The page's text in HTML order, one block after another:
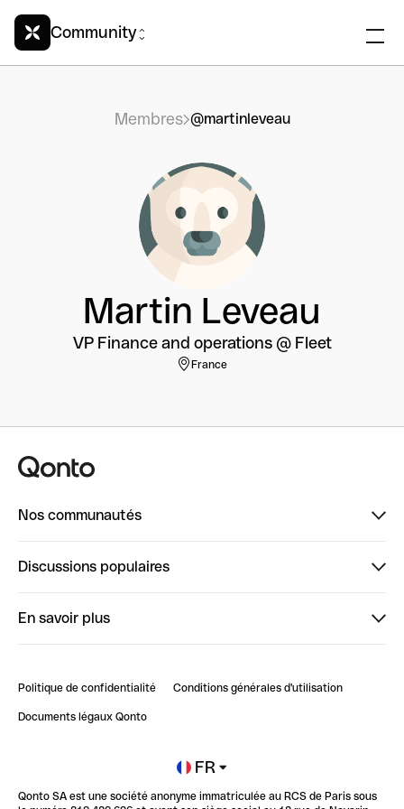
Community
Membres @martinleveau
Martin Leveau
VP Finance and operations @ Fleet
France
Nos communautés
ClubQonto
Discussions populaires
Impact de l'IA sur les carrières/productivité
En savoir plus
Blog
Newsroom
Glossaire finance
Politique de confidentialité Conditions générales d'utilisation
Documents légaux Qonto
FR
Qonto SA est une société anonyme immatriculée au RCS de Paris sous